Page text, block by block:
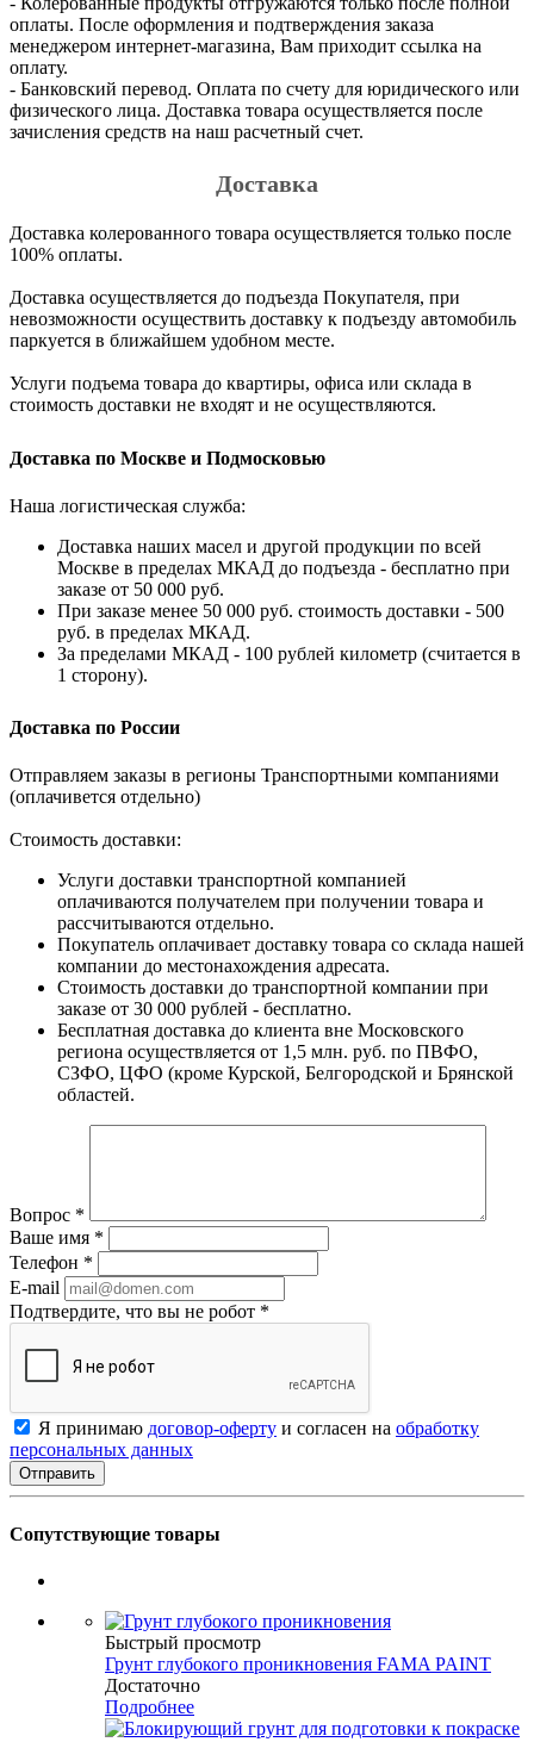
оплаты. После оформления и подтверждения заказа
менеджером интернет-магазина, Вам приходит ссылка на
оплату.
- Банковский перевод. Оплата по счету для юридического или
физического лица. Доставка товара осуществляется после
зачисления средств на наш расчетный счет.
Доставка
Доставка колерованного товара осуществляется только после
100% оплаты.
Доставка осуществляется до подъезда Покупателя, при
невозможности осуществить доставку к подъезду автомобиль
паркуется в ближайшем удобном месте.
Услуги подъема товара до квартиры, офиса или склада в
стоимость доставки не входят и не осуществляются.
Доставка по Москве и Подмосковью
Наша логистическая служба:
Доставка наших масел и другой продукции по всей
Москве в пределах МКАД до подъезда - бесплатно при
заказе от 50 000 руб.
При заказе менее 50 000 руб. стоимость доставки - 500
руб. в пределах МКАД.
За пределами МКАД - 100 рублей километр (считается в
1 сторону).
Доставка по России
Отправляем заказы в регионы Транспортными компаниями
(оплачивется отдельно)
Стоимость доставки:
Услуги доставки транспортной компанией
оплачиваются получателем при получении товара и
рассчитываются отдельно.
Покупатель оплачивает доставку товара со склада нашей
компании до местонахождения адресата.
Стоимость доставки до транспортной компании при
заказе от 30 000 рублей - бесплатно.
Бесплатная доставка до клиента вне Московского
региона осуществляется от 1,5 млн. руб. по ПВФО,
СЗФО, ЦФО (кроме Курской, Белгородской и Брянской
областей.
Вопрос *
Ваше имя *
Телефон *
E-mail
Подтвердите, что вы не робот *
Я принимаю договор-оферту и согласен на обработку
персональных данных
Сопутствующие товары
Быстрый просмотр
Грунт глубокого проникновения FAMA PAINT
Достаточно
Подробнее